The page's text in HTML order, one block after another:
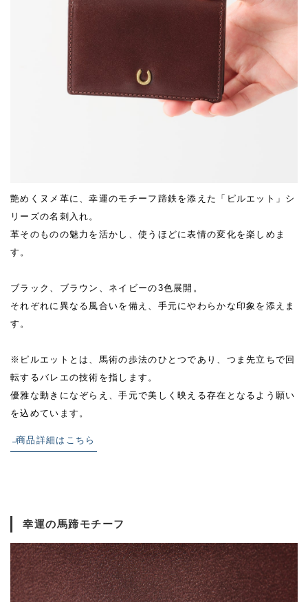
艶めくヌメ革に、幸運のモチーフ蹄鉄を添えた「ピルエット」シ
リーズの名刺入れ。
革そのものの魅力を活かし、使うほどに表情の変化を楽しめま
す。
ブラック、ブラウン、ネイビーの3色展開。
それぞれに異なる風合いを備え、手元にやわらかな印象を添えま
す。
※ピルエットとは、馬術の歩法のひとつであり、つま先立ちで回
転するバレエの技術を指します。
優雅な動きになぞらえ、手元で美しく映える存在となるよう願い
を込めています。
商品詳細はこちら
幸運の馬蹄モチーフ